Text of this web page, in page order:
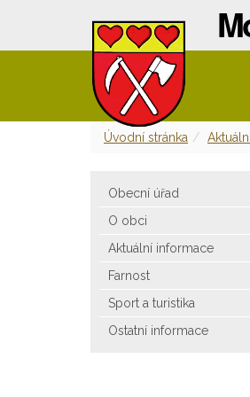
Úvodní stránka
Obecní úřad
O obci
Aktuální informace
Farnost
Sport a turistika
Ostatní informace